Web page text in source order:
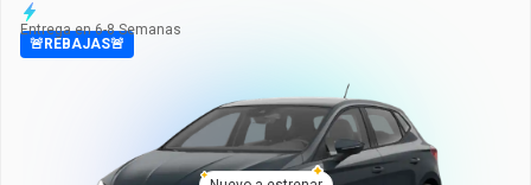
Entrega en 6-8 Semanas
🚨REBAJAS🚨